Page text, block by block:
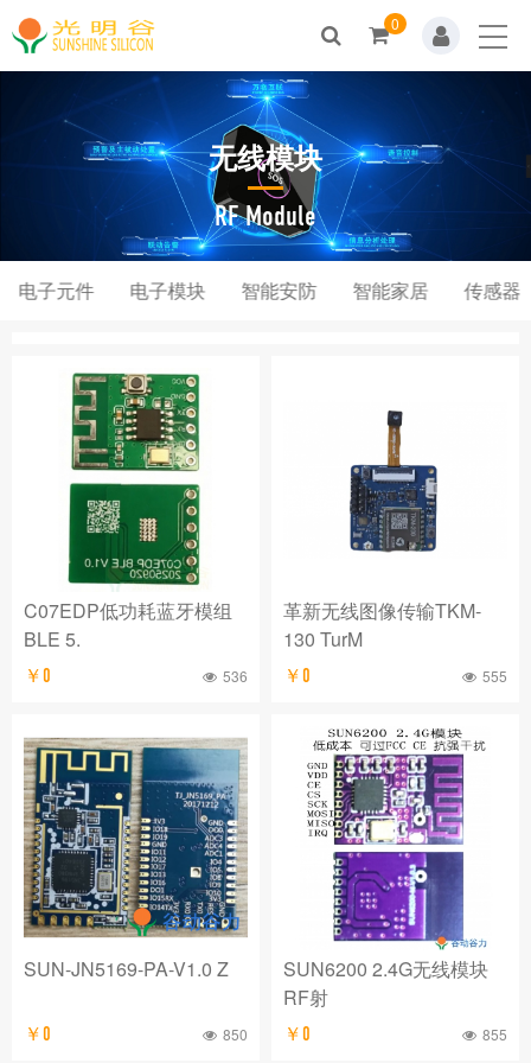
关于我们
新闻动态
产品展示
解决方案
0
无线模块
RF Module
电子元件 电子模块 智能安防 智能家居 传感器
C07EDP低功耗蓝牙模组
BLE 5.
￥0 536
革新无线图像传输TKM-
130 TurM
￥0 555
SUN-JN5169-PA-V1.0 Z
￥0 850
SUN6200 2.4G无线模块
RF射
￥0 855